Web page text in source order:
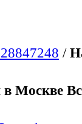
/
в Москве